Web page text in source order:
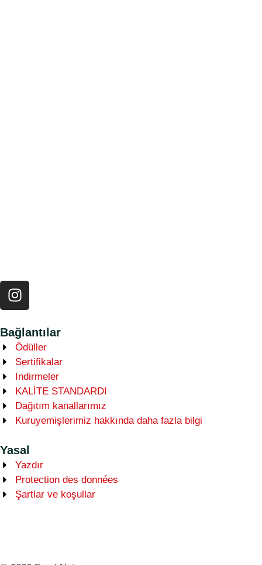
Bağlantılar
Ödüller
Sertifikalar
Indirmeler
KALİTE STANDARDI
Dağıtım kanallarımız
Kuruyemişlerimiz hakkında daha fazla bilgi
Yasal
Yazdır
Protection des données
Şartlar ve koşullar